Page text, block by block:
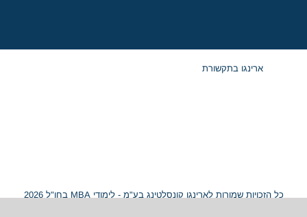
ארינגו בתקשורת
כל הזכויות שמורות לארינגו קונסלטינג בע"מ - לימודי MBA בחו"ל 2026